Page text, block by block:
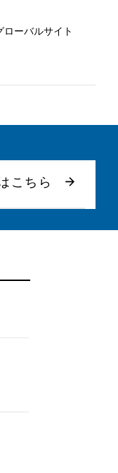
ローバルサイト
こちら